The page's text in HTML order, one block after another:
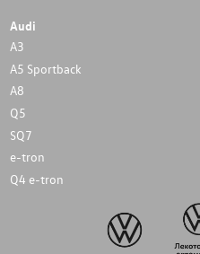
Audi
A3
A5 Sportback
A8
Q5
SQ7
e-tron
Q4 e-tron